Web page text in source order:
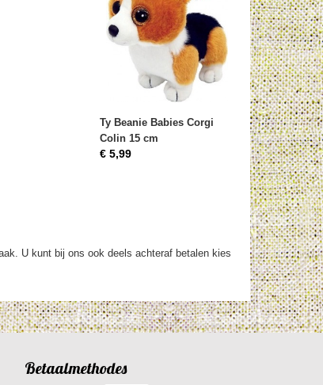
Ty Beanie Babies Corgi
Colin 15 cm
€ 5,99
U kunt bij ons ook deels achteraf betalen kies
Betaalmethodes